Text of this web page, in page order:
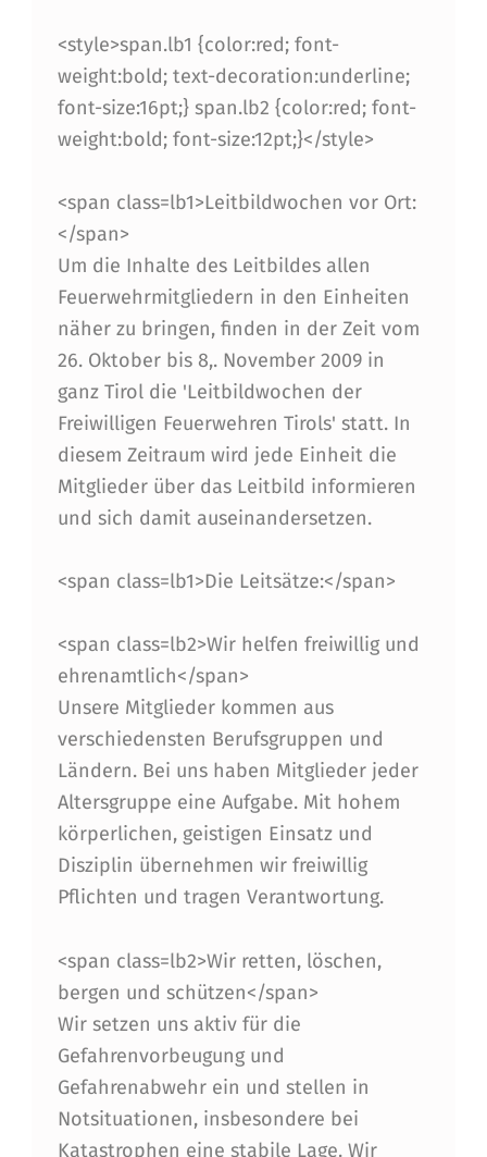
U
E
R
E
H
R
E
N
A
U
F
K
O
M
M
A
N
D
O
E
B
N
E
D
I
S
<style>span.lb1 {color:red; font-
weight:bold; text-decoration:underline;
font-size:16pt;} span.lb2 {color:red; font-
weight:bold; font-size:12pt;}</style>
<span class=lb1>Leitbildwochen vor Ort:
</span>
Um die Inhalte des Leitbildes allen
Feuerwehrmitgliedern in den Einheiten
näher zu bringen, finden in der Zeit vom
26. Oktober bis 8,. November 2009 in
ganz Tirol die 'Leitbildwochen der
Freiwilligen Feuerwehren Tirols' statt. In
diesem Zeitraum wird jede Einheit die
Mitglieder über das Leitbild informieren
und sich damit auseinandersetzen.
<span class=lb1>Die Leitsätze:</span>
<span class=lb2>Wir helfen freiwillig und
ehrenamtlich</span>
Unsere Mitglieder kommen aus
verschiedensten Berufsgruppen und
Ländern. Bei uns haben Mitglieder jeder
Altersgruppe eine Aufgabe. Mit hohem
körperlichen, geistigen Einsatz und
Disziplin übernehmen wir freiwillig
Pflichten und tragen Verantwortung.
<span class=lb2>Wir retten, löschen,
bergen und schützen</span>
Wir setzen uns aktiv für die
Gefahrenvorbeugung und
Gefahrenabwehr ein und stellen in
Notsituationen, insbesondere bei
Katastrophen eine stabile Lage. Wir